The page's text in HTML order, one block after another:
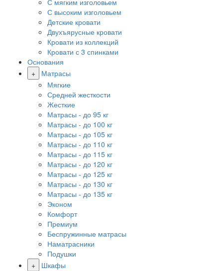
С мягким изголовьем
С высоким изголовьем
Детские кровати
Двухъярусные кровати
Кровати из коллекций
Кровати с 3 спинками
Основания
+
Матрасы
Мягкие
Средней жесткости
Жесткие
Матрасы - до 95 кг
Матрасы - до 100 кг
Матрасы - до 105 кг
Матрасы - до 110 кг
Матрасы - до 115 кг
Матрасы - до 120 кг
Матрасы - до 125 кг
Матрасы - до 130 кг
Матрасы - до 135 кг
Эконом
Комфорт
Премиум
Беспружинные матрасы
Наматрасники
Подушки
+
Шкафы